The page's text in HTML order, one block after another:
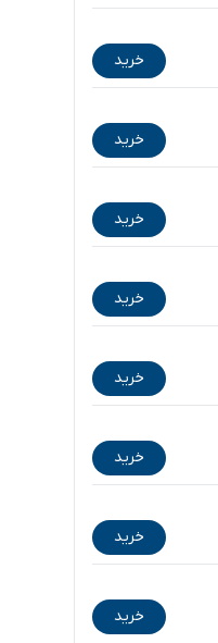
خرید
خرید
خرید
خرید
خرید
خرید
خرید
خرید